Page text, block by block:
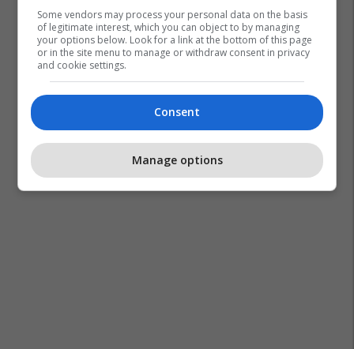
Some vendors may process your personal data on the basis
of legitimate interest, which you can object to by managing
your options below. Look for a link at the bottom of this page
or in the site menu to manage or withdraw consent in privacy
and cookie settings.
Consent
Manage options